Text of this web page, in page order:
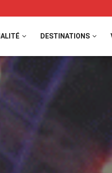
DESTINATIONS